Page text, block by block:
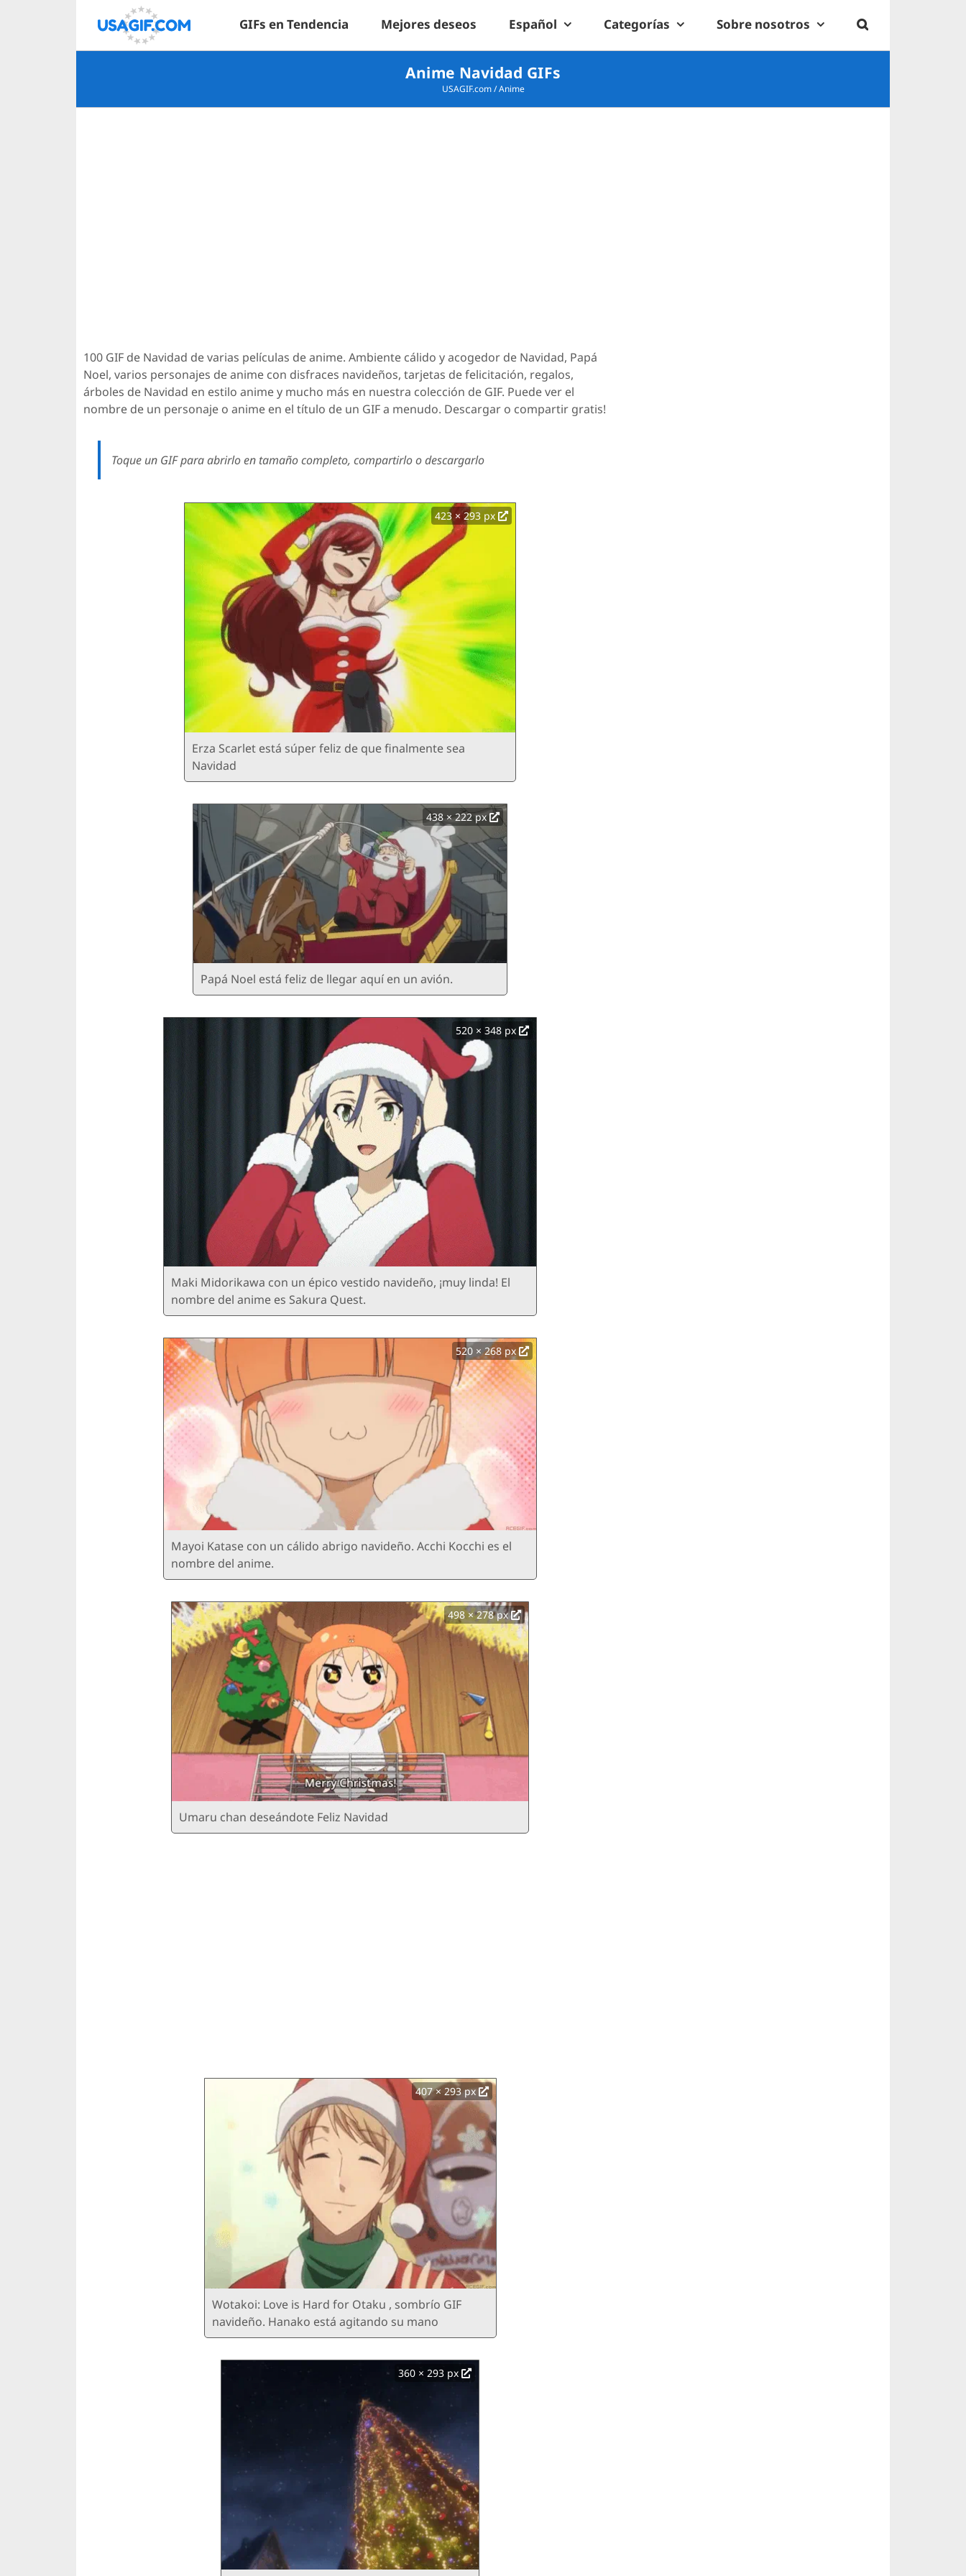
GIFs en Tendencia Mejores deseos Español Categorías Sobre nosotros
Anime Navidad GIFs
USAGIF.com/Anime
100 GIF de Navidad de varias películas de anime. Ambiente cálido y acogedor de Navidad, Papá
Noel, varios personajes de anime con disfraces navideños, tarjetas de felicitación, regalos,
árboles de Navidad en estilo anime y mucho más en nuestra colección de GIF. Puede ver el
nombre de un personaje o anime en el título de un GIF a menudo. Descargar o compartir gratis!
Toque un GIF para abrirlo en tamaño completo, compartirlo o descargarlo
423 × 293 px
Erza Scarlet está súper feliz de que finalmente sea
Navidad
438 × 222 px
Papá Noel está feliz de llegar aquí en un avión.
520 × 348 px
Maki Midorikawa con un épico vestido navideño, ¡muy linda! El
nombre del anime es Sakura Quest.
520 × 268 px
Mayoi Katase con un cálido abrigo navideño. Acchi Kocchi es el
nombre del anime.
498 × 278 px
Umaru chan deseándote Feliz Navidad
407 × 293 px
Wotakoi: Love is Hard for Otaku , sombrío GIF
navideño. Hanako está agitando su mano
360 × 293 px